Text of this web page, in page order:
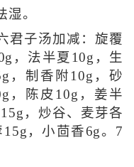
。
君子汤加减：旋覆
，法半夏10g，生
，制香附10g，砂
，陈皮10g，姜半
，炒谷、麦芽各
，小茴香6g。7